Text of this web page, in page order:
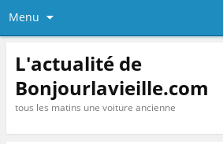
Menu
L'actualité de
Bonjourlavieille.com
tous les matins une voiture ancienne